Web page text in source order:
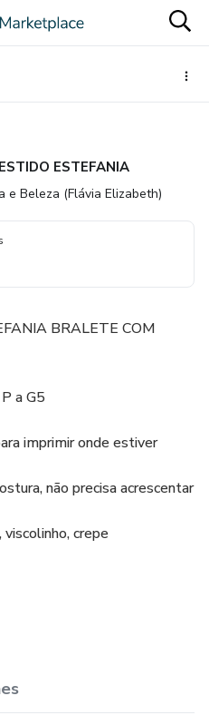
ESTEFANIA
e Beleza (Flávia Elizabeth)
BRALETE COM
a G5
imprimir onde estiver
não precisa acrescentar
crepe